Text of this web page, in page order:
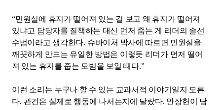
“민원실에 휴지가 떨어져 있는 걸 보고 왜 휴지가 떨어져
있냐고 담당자를 질책하는 대신 먼저 줍는 게 리더의 솔선
수범이라고 생각한다. 슈바이처 박사에 따르면 민원실을
깨끗하게 만드는 유일한 방법은 이렇듯 리더가 먼저 떨어
져 있는 휴지를 줍는 모범을 보일 때다.”
이런 소리는 누구나 할 수 있는 교과서적 이야기일지 모른
다. 관건은 실제로 행동에 나서는지에 달랐다. 안장헌이 담